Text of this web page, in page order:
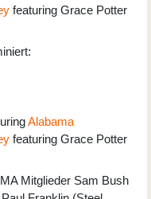
featuring Grace Potter
Alabama
featuring Grace Potter
Mitglieder Sam Bush